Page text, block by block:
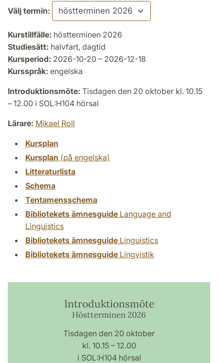
Välj termin:
Kurstillfälle: höstterminen 2026
Studiesätt: halvfart, dagtid
Kursperiod: 2026-10-20 – 2026-12-18
Kursspråk: engelska
Introduktionsmöte: Tisdagen den 20 oktober kl. 10.15
– 12.00 i SOL:H104 hörsal
Lärare: Mikael Roll
Kursplan
Kursplan (på engelska)
Litteraturlista
Schema
Tentamensschema
Bibliotekets ämnesguide Language and
Linguistics
Bibliotekets ämnesguide Linguistics
Bibliotekets ämnesguide Lingvistik
Introduktionsmöte
Höstterminen 2026
Tisdagen den 20 oktober
kl. 10.15 – 12.00
i SOL:H104 hörsal